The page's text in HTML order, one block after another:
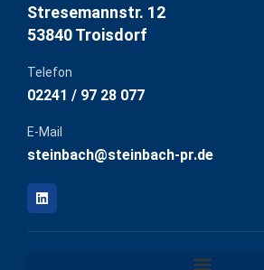
Stresemannstr. 12
53840 Troisdorf
Telefon
02241 / 97 28 077
E-Mail
steinbach@steinbach-pr.de